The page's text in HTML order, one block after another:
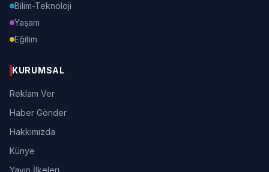
Bilim-Teknoloji
Yaşam
Eğitim
KURUMSAL
Reklam Ver
Haber Gönder
Hakkımızda
Künye